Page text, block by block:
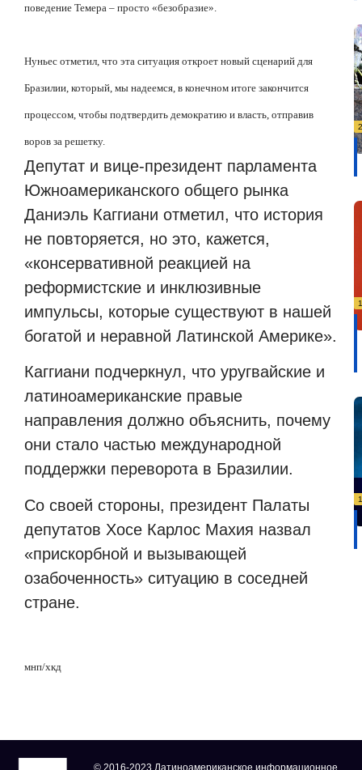
поведение Темера – просто «безобразие».
Нуньес отметил, что эта ситуация откроет новый сценарий для
Бразилии, который, мы надеемся, в конечном итоге закончится
процессом, чтобы подтвердить демократию и власть, отправив
воров за решетку.
Депутат и вице-президент парламента
Южноамериканского общего рынка
Даниэль Каггиани отметил, что история
не повторяется, но это, кажется,
«консервативной реакцией на
реформистские и инклюзивные
импульсы, которые существуют в нашей
богатой и неравной Латинской Америке».
Каггиани подчеркнул, что уругвайские и
латиноамериканские правые
направления должно объяснить, почему
они стало частью международной
поддержки переворота в Бразилии.
Со своей стороны, президент Палаты
депутатов Хосе Карлос Махия назвал
«прискорбной и вызывающей
озабоченность» ситуацию в соседней
стране.
мнп/хкд
© 2016-2023 Латиноамериканское информационное